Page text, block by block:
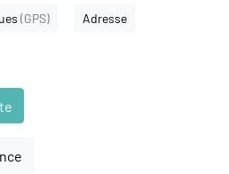
(GPS) Adresse